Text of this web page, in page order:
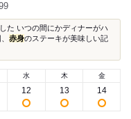
た いつの間にかディナーがハ
赤身のステーキが美味しい記
水
12
木
13
金
14